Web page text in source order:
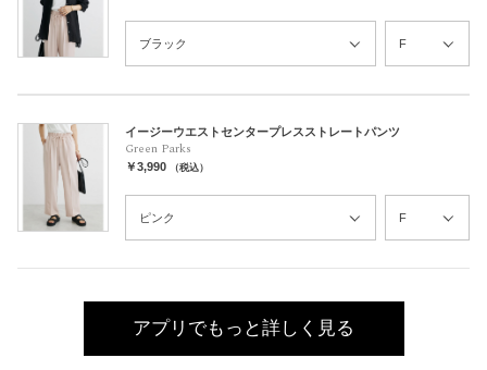
イージーウエストセンタープレスストレートパンツ
Green Parks
￥3,990 （税込）
アプリでもっと詳しく見る